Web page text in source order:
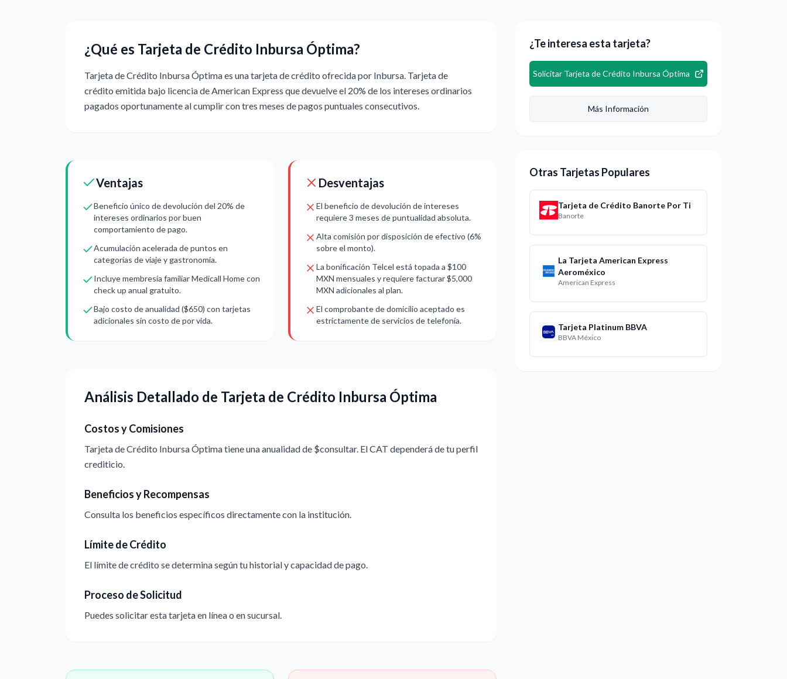
¿Qué es Tarjeta de Crédito Inbursa Óptima?
Tarjeta de Crédito Inbursa Óptima es una tarjeta de crédito ofrecida por Inbursa. Tarjeta de
crédito emitida bajo licencia de American Express que devuelve el 20% de los intereses ordinarios
pagados oportunamente al cumplir con tres meses de pagos puntuales consecutivos.
Ventajas
Beneficio único de devolución del 20% de
intereses ordinarios por buen
comportamiento de pago.
Acumulación acelerada de puntos en
categorías de viaje y gastronomía.
Incluye membresía familiar Medicall Home con
check up anual gratuito.
Bajo costo de anualidad ($650) con tarjetas
adicionales sin costo de por vida.
Desventajas
El beneficio de devolución de intereses
requiere 3 meses de puntualidad absoluta.
Alta comisión por disposición de efectivo (6%
sobre el monto).
La bonificación Telcel está topada a $100
MXN mensuales y requiere facturar $5,000
MXN adicionales al plan.
El comprobante de domicilio aceptado es
estrictamente de servicios de telefonía.
Análisis Detallado de Tarjeta de Crédito Inbursa Óptima
Costos y Comisiones
Tarjeta de Crédito Inbursa Óptima tiene una anualidad de $consultar. El CAT dependerá de tu perfil
crediticio.
Beneficios y Recompensas
Consulta los beneficios específicos directamente con la institución.
Límite de Crédito
El límite de crédito se determina según tu historial y capacidad de pago.
Proceso de Solicitud
Puedes solicitar esta tarjeta en línea o en sucursal.
¿Te interesa esta tarjeta?
Solicitar Tarjeta de Crédito Inbursa Óptima
Más Información
Otras Tarjetas Populares
Tarjeta de Crédito Banorte Por Ti
Banorte
La Tarjeta American Express
Aeroméxico
American Express
Tarjeta Platinum BBVA
BBVA México